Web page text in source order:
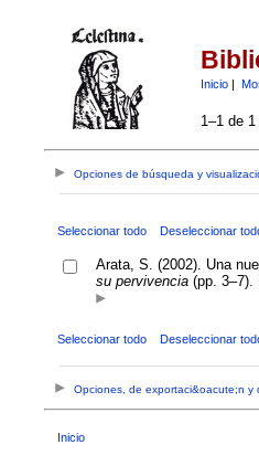
Inicio|
1–1 de
Opciones de búsqueda y
Seleccionar todo Deseleccionar
Arata, S. (2002). Una
su pervivencia(pp. 3–7).
Seleccionar todo Deseleccionar
Opciones, de exportaci&oacute;n y
Inicio